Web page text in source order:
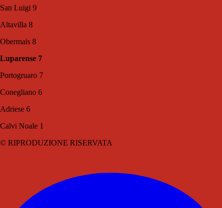
San Luigi 9
Altavilla 8
Obermais 8
Luparense 7
Portogruaro 7
Conegliano 6
Adriese 6
Calvi Noale 1
© RIPRODUZIONE RISERVATA